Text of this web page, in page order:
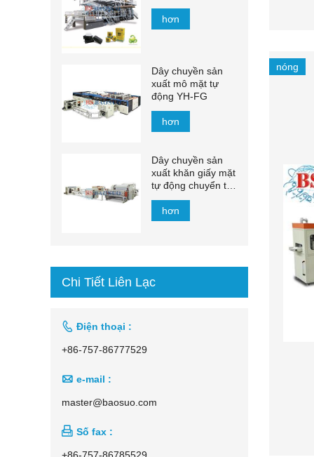
nóng
hơn
Dây chuyền sản
xuất mô mặt tự
động YH-FG
hơn
Dây chuyền sản
xuất khăn giấy mặt
tự động chuyển tự
động 1500mm -
2200mm
hơn
Chi Tiết Liên Lạc
 Điện thoại :
+86-757-86777529
 e-mail :
master@baosuo.com
 Số fax :